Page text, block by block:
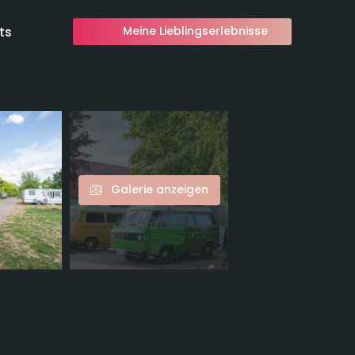
Meine Lieblingserlebnisse
Galerie anzeigen